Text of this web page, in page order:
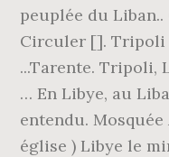
peuplée du
Circuler []. Tripoli
...Tarente. Tripoli,
… En Libye, au
entendu.
église ) Libye le